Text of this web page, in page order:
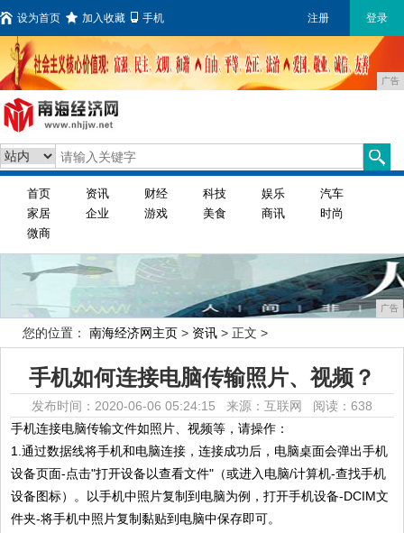
设为首页 加入收藏 手机 注册 登录
广告
首页 资讯 财经 科技 娱乐
汽车
家居
企业 游戏 美食 商讯
时尚
微商
广告
您的位置： 南海经济网主页 > 资讯 > 正文 >
手机如何连接电脑传输照片、视频？
发布时间：2020-06-06 05:24:15 来源：互联网 阅读：638
手机连接电脑传输文件如照片、视频等，请操作：
1.通过数据线将手机和电脑连接，连接成功后，电脑桌面会弹出手机
设备页面-点击"打开设备以查看文件"（或进入电脑/计算机-查找手机
设备图标）。以手机中照片复制到电脑为例，打开手机设备-DCIM文
件夹-将手机中照片复制黏贴到电脑中保存即可。